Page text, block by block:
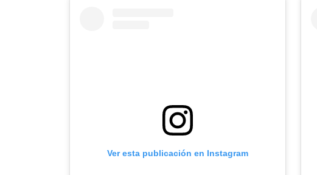
Ver esta publicación en Instagram